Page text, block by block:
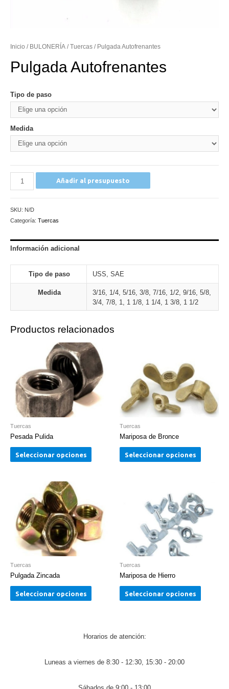
Inicio / BULONERÍA /Tuercas / Pulgada Autofrenantes
Pulgada Autofrenantes
Tipo de paso
Medida
Pulgada
Autofrenantes
Añadir al presupuesto
SKU: N/D
Categoría: Tuercas
Información adicional
Tipo de paso USS, SAE
Medida
3/16, 1/4, 5/16, 3/8, 7/16, 1/2, 9/16, 5/8,
3/4, 7/8, 1, 1 1/8, 1 1/4, 1 3/8, 1 1/2
Productos relacionados
Tuercas
Pesada Pulida
Seleccionar opciones
Tuercas
Mariposa de Bronce
Seleccionar opciones
Tuercas
Pulgada Zincada
Seleccionar opciones
Tuercas
Mariposa de Hierro
Seleccionar opciones
Horarios de atención:
Luneas a viernes de 8:30 - 12:30, 15:30 - 20:00